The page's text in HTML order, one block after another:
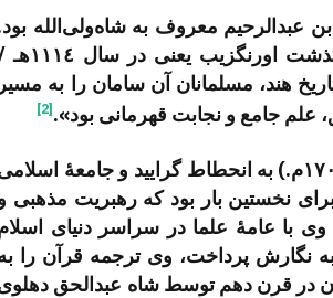
بن عبدالرحیم معروف به شاه‌ولی‌الله
قطب الدین احمد معروف به شاه­‌ولی‌­الله چهار سال پس از درگذشت اورنگ­زیب
هند، مسلمانان آن سامان را به مسیر
جامع و نجابت قهرمانی بود».[2]
زمانی‌­که امپراطوری مغول، پس از مرگ اورنگ­زیب (۱۱۱۸ هـ – ۱۷۰۷م.) به انحطاط گرایید و جامعۀ
نخستین بار بود که رهبریت مذهبی
با عامۀ علما در سراسر دنیای
نگارش پرداخت، وی ترجمه قرآن را
در قرن دهم توسط شاه عبدالحق